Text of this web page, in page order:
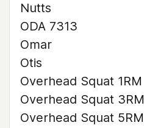
Nutts
ODA 7313
Omar
Otis
Overhead Squat 1RM
Overhead Squat 3RM
Overhead Squat 5RM